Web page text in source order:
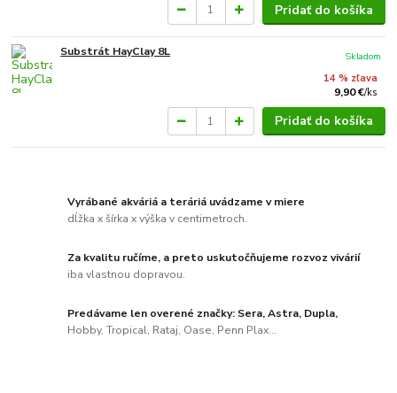
Pridať do košíka
Substrát HayClay 8L
14 % zľava
9,90 €/ks
Skladom
Pridať do košíka
Vyrábané akváriá a teráriá uvádzame v miere
dĺžka x šírka x výška v centimetroch.
Za kvalitu ručíme, a preto uskutočňujeme rozvoz vivárií
iba vlastnou dopravou.
Predávame len overené značky: Sera, Astra, Dupla,
Hobby, Tropical, Rataj, Oase, Penn Plax...